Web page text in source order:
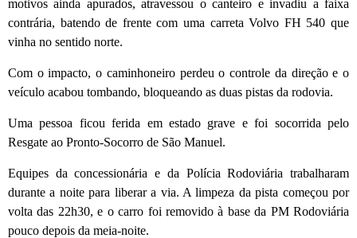
motivos ainda apurados, atravessou o canteiro e invadiu a faixa
contrária, batendo de frente com uma carreta Volvo FH 540 que
vinha no sentido norte.
Com o impacto, o caminhoneiro perdeu o controle da direção e o
veículo acabou tombando, bloqueando as duas pistas da rodovia.
Uma pessoa ficou ferida em estado grave e foi socorrida pelo
Resgate ao Pronto-Socorro de São Manuel.
Equipes da concessionária e da Polícia Rodoviária trabalharam
durante a noite para liberar a via. A limpeza da pista começou por
volta das 22h30, e o carro foi removido à base da PM Rodoviária
pouco depois da meia-noite.